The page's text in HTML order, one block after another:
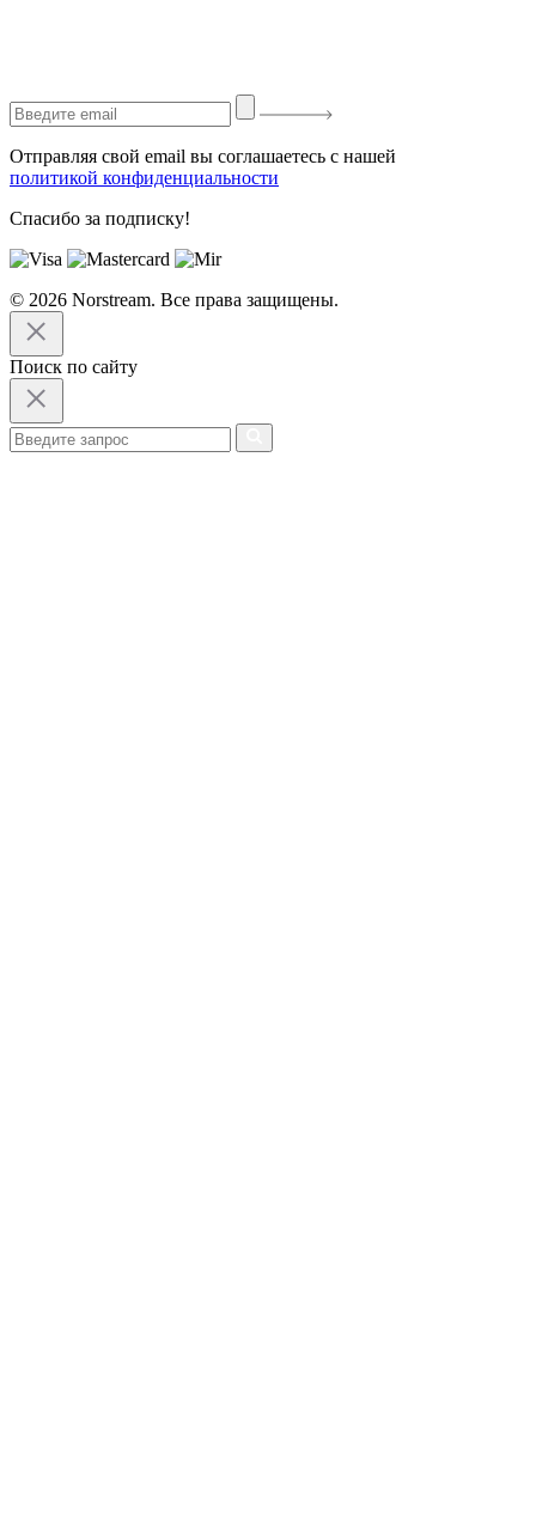
Отправляя свой email вы соглашаетесь с нашей
политикой конфиденциальности
Спасибо за подписку!
© 2026 Norstream. Все права защищены.
Поиск по сайту